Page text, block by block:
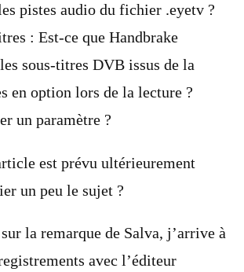
pistes audio du fichier .eyetv ?
: Est-ce que Handbrake
sous-titres DVB issus de la
en option lors de la lecture ?
un paramètre ?
est prévu ultérieurement
un peu le sujet ?
la remarque de Salva, j’arrive à
avec l’éditeur